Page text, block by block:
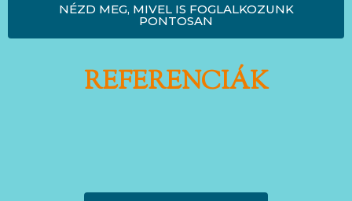
NÉZD MEG, MIVEL IS FOGLALKOZUNK
PONTOSAN
REFERENCIÁK